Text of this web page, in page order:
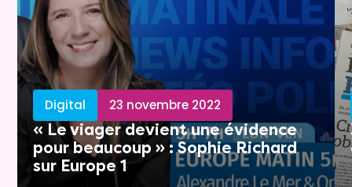
Digital 23 novembre 2022
« Le viager devient une évidence
pour beaucoup » : Sophie Richard
sur Europe 1